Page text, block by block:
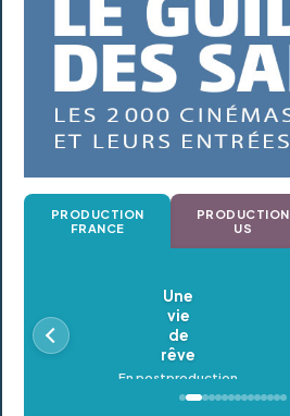
PRODUCTION
FRANCE
PRODUCTION
US
Oldeupe
En postproduction